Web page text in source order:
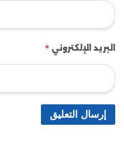
البريد الإلكتروني *